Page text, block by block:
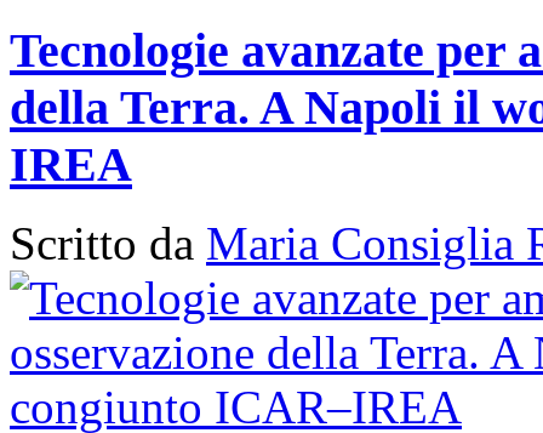
Tecnologie avanzate per
della Terra. A Napoli il
IREA
Scritto da Maria Consiglia